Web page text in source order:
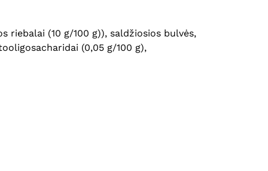
riebalai (10 g/100 g)), saldžiosios bulvės,
(0,05 g/100 g),